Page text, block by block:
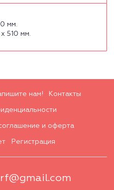
мм.
510 мм.
нам! Контакты
и оферта
Регистрация